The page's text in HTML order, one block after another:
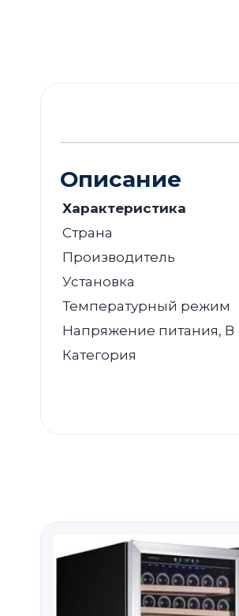
Описание
Характеристика
Страна
Производитель
Установка
Температурный режим
Напряжение питания, В
Категория